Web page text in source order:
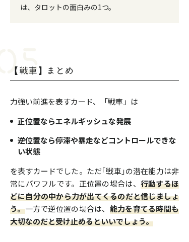
は、タロットの面白みの1つ。
【戦車】まとめ
力強い前進を表すカード、「戦車」は
正位置ならエネルギッシュな発展
逆位置なら停滞や暴走などコントロールできな
い状態
を表すカードでした。ただ｢戦車｣の潜在能力は非
常にパワフルです。正位置の場合は、 行動するほ
どに自分の中から力が出てくるのだと信じましょ
う。一方で逆位置の場合は、 能力を育てる時間も
大切なのだと受け止めるといいでしょう。